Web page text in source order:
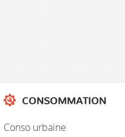
CONSOMMATION
Conso urbaine